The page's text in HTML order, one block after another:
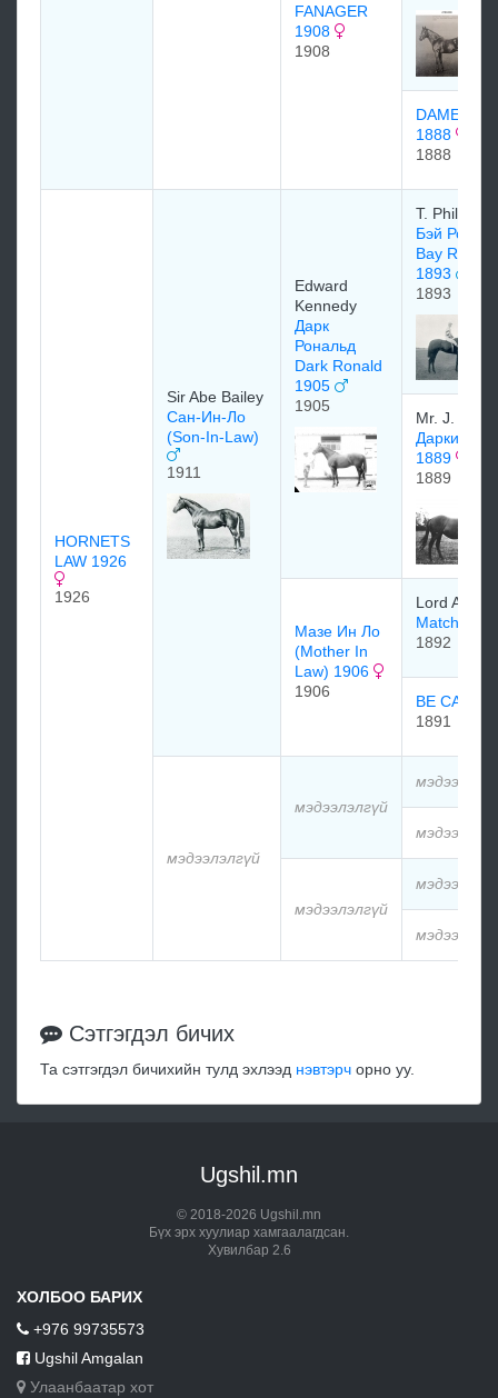
FANAGER
1908
1908
DAME
1888
1888
HORNETS
LAW 1926
1926
Sir Abe Bailey
Сан-Ин-Ло
(Son-In-Law)
1911
Edward
Kennedy
Дарк
Рональд
Dark Ronald
1905
1905
T. Phillips
Бэй
Bay Ronald
1893
1893
Mr. J.
Дарки
1889
1889
Мазе Ин Ло
(Mother In
Law) 1906
1906
Lord
1892
BE
1891
мэдээлэлгүй
мэдээлэлгүй
мэдээлэлгүй
Сэтгэгдэл бичих
Та сэтгэгдэл бичихийн тулд эхлээд нэвтэрч орно уу.
Ugshil.mn
© 2018-2026 Ugshil.mn
Бүх эрх хуулиар хамгаалагдсан.
Хувилбар 2.6
ХОЛБОО БАРИХ
+976 99735573
Ugshil Amgalan
Улаанбаатар хот